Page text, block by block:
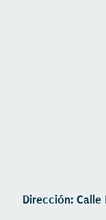
Dirección: Calle